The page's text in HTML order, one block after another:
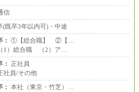
信
(既卒3年以内可)・中途
①【総合職】 ②【…
1）総合職 （2）ア…
正社員
社員/その他
本社（東京・竹芝）…